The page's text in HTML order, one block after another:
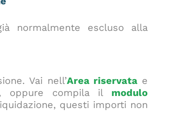
normalmente escluso alla
Vai nell’Area riservata e
oppure compila il modulo
questi importi non